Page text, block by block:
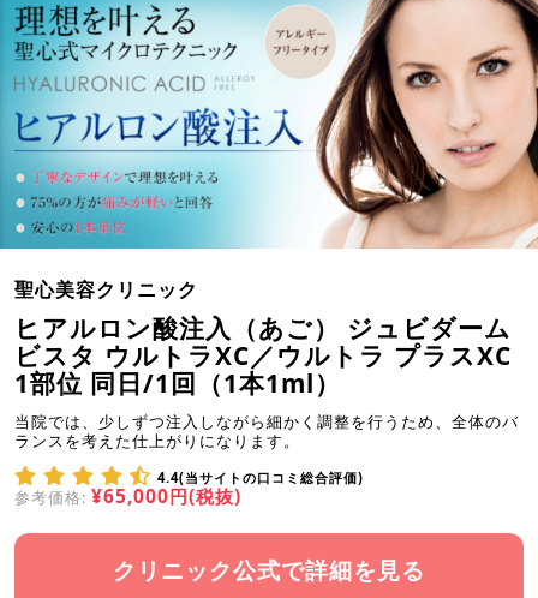
聖心美容クリニック
ヒアルロン酸注入（あご） ジュビダーム
ビスタ ウルトラXC／ウルトラ プラスXC
1部位 同日/1回（1本1ml）
当院では、少しずつ注入しながら細かく調整を行うため、全体のバ
ランスを考えた仕上がりになります。
4.4(当サイトの口コミ総合評価)
参考価格: ¥65,000円(税抜)
クリニック公式で詳細を見る